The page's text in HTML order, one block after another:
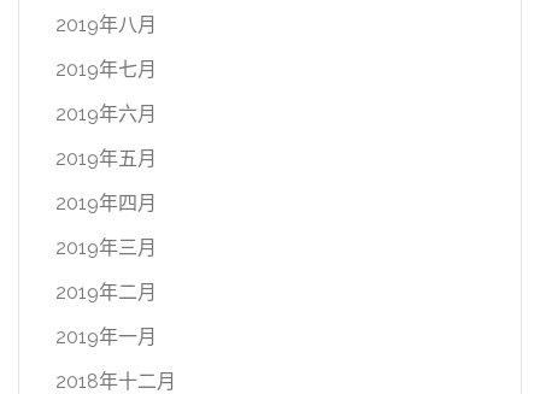
2019年八月
2019年七月
2019年六月
2019年五月
2019年四月
2019年三月
2019年二月
2019年一月
2018年十二月